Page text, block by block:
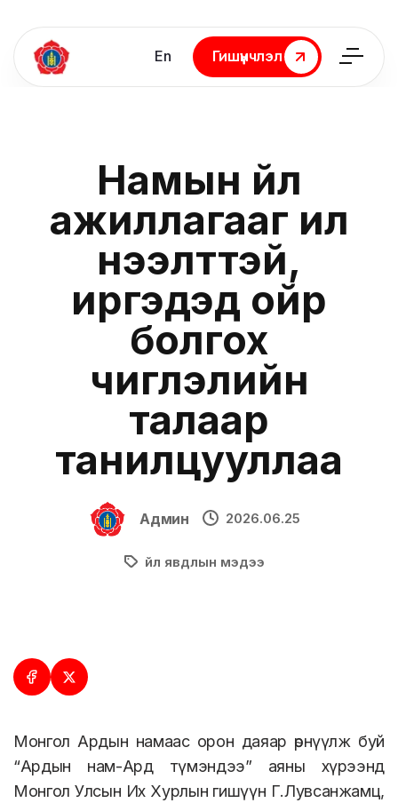
En
Гишүүнчлэл
Гишүүнчлэл
Намын үйл
ажиллагааг илүү
нээлттэй,
иргэдэд ойр
болгох
чиглэлийн
талаар
танилцууллаа
Админ 2026.06.25
Үйл явдлын мэдээ
Монгол Ардын намаас орон даяар өрнүүлж буй
“Ардын нам-Ард түмэндээ” аяны хүрээнд
Монгол Улсын Их Хурлын гишүүн Г.Лувсанжамц,